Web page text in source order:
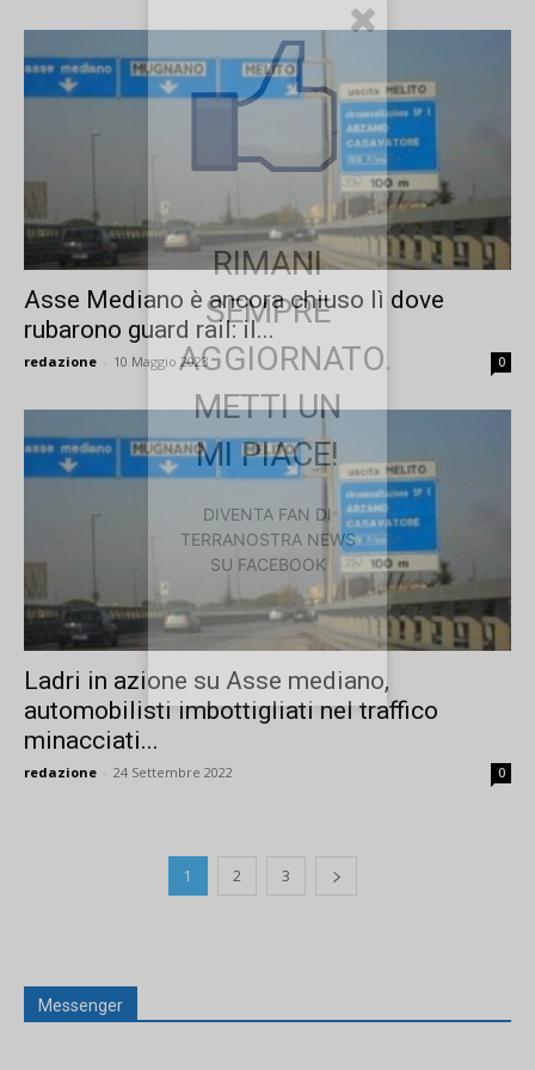
Asse Mediano è ancora chiuso lì dove
rubarono guard rail: il...
redazione - 10 Maggio 2023 0
Ladri in azione su Asse mediano,
automobilisti imbottigliati nel traffico
minacciati...
redazione - 24 Settembre 2022 0
1 2 3
Messenger
RIMANI
SEMPRE
AGGIORNATO.
METTI UN
MI PIACE!
DIVENTA FAN DI
TERRANOSTRA NEWS
SU FACEBOOK